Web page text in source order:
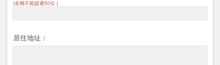
(名稱不能超過50位 )
居住地址：